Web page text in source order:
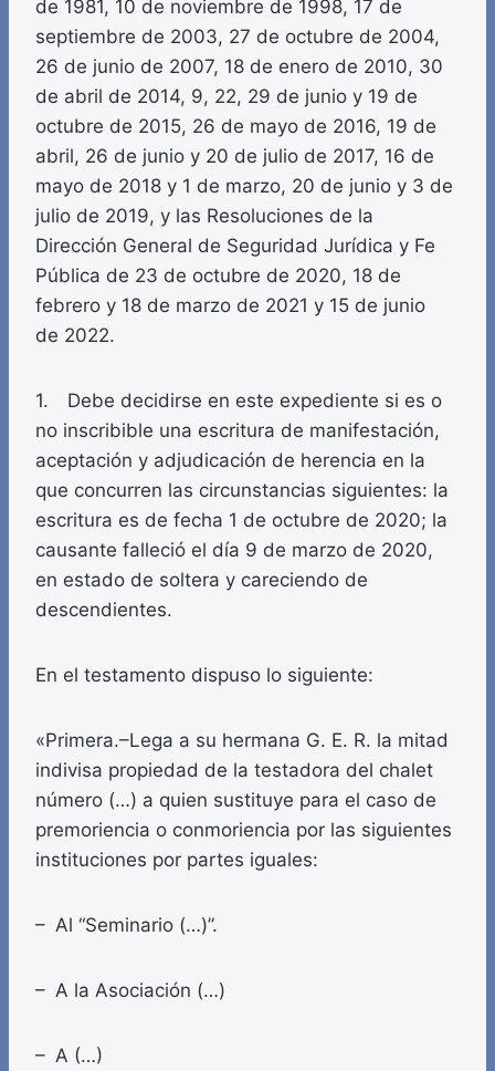
de 1981, 10 de noviembre de 1998, 17 de
septiembre de 2003, 27 de octubre de 2004,
26 de junio de 2007, 18 de enero de 2010, 30
de abril de 2014, 9, 22, 29 de junio y 19 de
octubre de 2015, 26 de mayo de 2016, 19 de
abril, 26 de junio y 20 de julio de 2017, 16 de
mayo de 2018 y 1 de marzo, 20 de junio y 3 de
julio de 2019, y las Resoluciones de la
Dirección General de Seguridad Jurídica y Fe
Pública de 23 de octubre de 2020, 18 de
febrero y 18 de marzo de 2021 y 15 de junio
de 2022.
1. Debe decidirse en este expediente si es o
no inscribible una escritura de manifestación,
aceptación y adjudicación de herencia en la
que concurren las circunstancias siguientes: la
escritura es de fecha 1 de octubre de 2020; la
causante falleció el día 9 de marzo de 2020,
en estado de soltera y careciendo de
descendientes.
En el testamento dispuso lo siguiente:
«Primera.–Lega a su hermana G. E. R. la mitad
indivisa propiedad de la testadora del chalet
número (…) a quien sustituye para el caso de
premoriencia o conmoriencia por las siguientes
instituciones por partes iguales:
– Al “Seminario (…)”.
– A la Asociación (…)
– A (…)